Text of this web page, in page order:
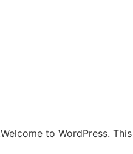
Welcome to WordPress.